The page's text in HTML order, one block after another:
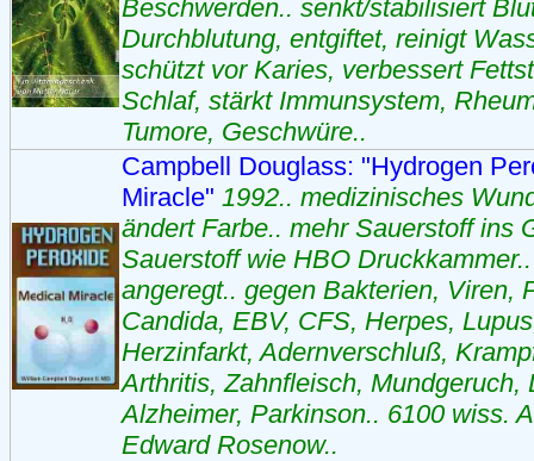
Beschwerden.. senkt/stabilisiert
Durchblutung, entgiftet, reinigt
schützt vor Karies, verbessert
Schlaf, stärkt Immunsystem,
Tumore, Geschwüre..
Campbell Douglass: "Hydrogen
Miracle" 1992.. medizinisches
ändert Farbe.. mehr Sauerstoff ins
Sauerstoff wie HBO
angeregt.. gegen Bakterien, Viren,
Candida, EBV, CFS, Herpes,
Herzinfarkt, Adernverschluß,
Arthritis, Zahnfleisch, Mundgeruch,
Alzheimer, Parkinson.. 6100 wiss.
Edward Rosenow..